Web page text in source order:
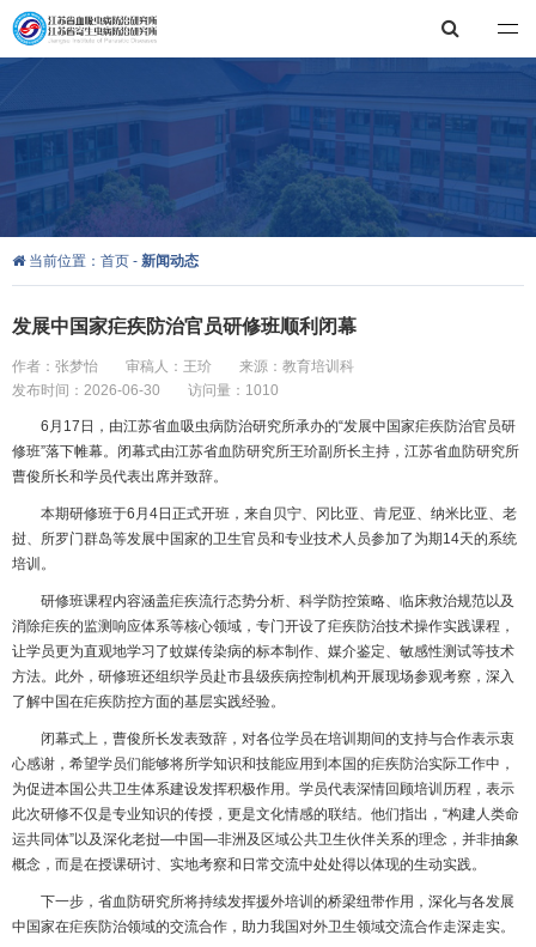
江苏省血吸虫病防治研究所，江苏省寄生虫病防治研究所
当前位置： 首页 - 新闻动态
发展中国家疟疾防治官员研修班顺利闭幕
作者：张梦怡 审稿人：王玠
来源：教育培训科
发布时间：2026-06-30
访问量：1010
6月17日，由江苏省血吸虫病防治研究所承办的“发展中国家疟疾防治官员研
修班”落下帷幕。闭幕式由江苏省血防研究所王玠副所长主持，江苏省血防研究所
曹俊所长和学员代表出席并致辞。
本期研修班于6月4日正式开班，来自贝宁、冈比亚、肯尼亚、纳米比亚、老
挝、所罗门群岛等发展中国家的卫生官员和专业技术人员参加了为期14天的系统
培训。
研修班课程内容涵盖疟疾流行态势分析、科学防控策略、临床救治规范以及
消除疟疾的监测响应体系等核心领域，专门开设了疟疾防治技术操作实践课程，
让学员更为直观地学习了蚊媒传染病的标本制作、媒介鉴定、敏感性测试等技术
方法。此外，研修班还组织学员赴市县级疾病控制机构开展现场参观考察，深入
了解中国在疟疾防控方面的基层实践经验。
闭幕式上，曹俊所长发表致辞，对各位学员在培训期间的支持与合作表示衷
心感谢，希望学员们能够将所学知识和技能应用到本国的疟疾防治实际工作中，
为促进本国公共卫生体系建设发挥积极作用。学员代表深情回顾培训历程，表示
此次研修不仅是专业知识的传授，更是文化情感的联结。他们指出，“构建人类命
运共同体”以及深化老挝—中国—非洲及区域公共卫生伙伴关系的理念，并非抽象
概念，而是在授课研讨、实地考察和日常交流中处处得以体现的生动实践。
下一步，省血防研究所将持续发挥援外培训的桥梁纽带作用，深化与各发展
中国家在疟疾防治领域的交流合作，助力我国对外卫生领域交流合作走深走实。